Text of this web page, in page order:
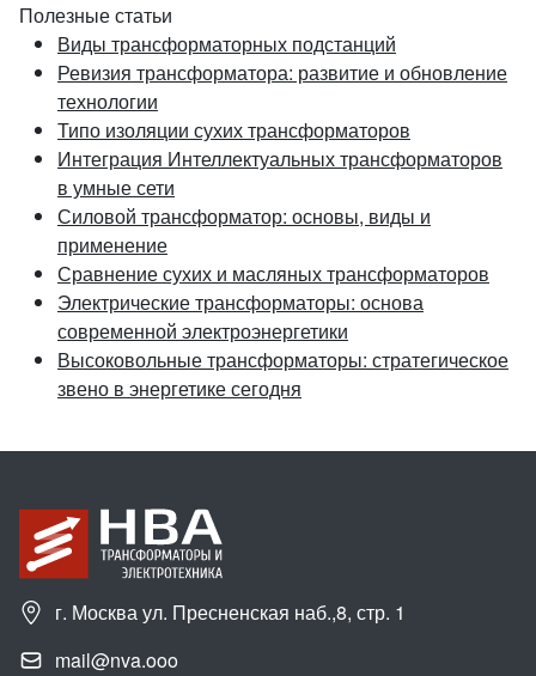
Полезные статьи
Виды трансформаторных подстанций
Ревизия трансформатора: развитие и обновление
технологии
Типо изоляции сухих трансформаторов
Интеграция Интеллектуальных трансформаторов
в умные сети
Силовой трансформатор: основы, виды и
применение
Сравнение сухих и масляных трансформаторов
Электрические трансформаторы: основа
современной электроэнергетики
Высоковольные трансформаторы: стратегическое
звено в энергетике сегодня
г. Москва ул. Пресненская наб.,8, стр. 1
mail@nva.ooo